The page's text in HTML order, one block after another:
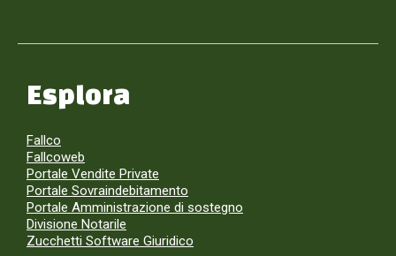
Esplora
Fallco
Fallcoweb
Portale Vendite Private
Portale Sovraindebitamento
Portale Amministrazione di sostegno
Divisione Notarile
Zucchetti Software Giuridico